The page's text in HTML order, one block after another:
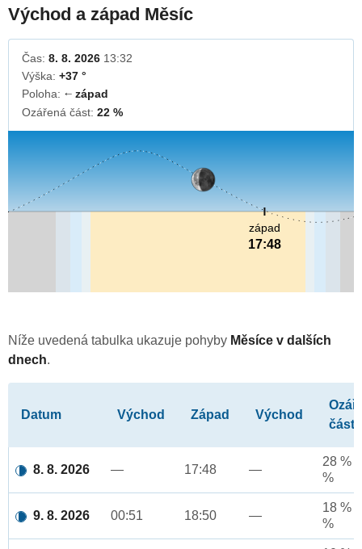
Východ a západ Měsíc
Čas: 8. 8. 2026 13:32
Výška: +37 °
Poloha:
↓západ
Ozářená část: 22 %
západ
17:48
Níže uvedená tabulka ukazuje pohyby Měsíce v dalších
dnech.
Datum Východ Západ Východ
část
8. 8. 2026 — 17:48 —
28 %
%
9. 8. 2026 00:51 18:50 —
18 %
%